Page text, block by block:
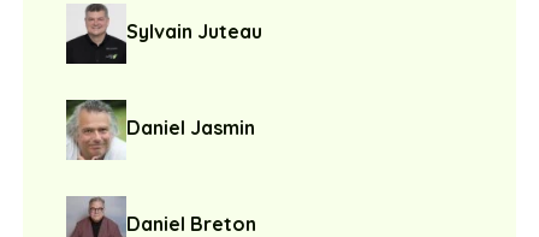
Sylvain Juteau
Daniel Jasmin
Daniel Breton